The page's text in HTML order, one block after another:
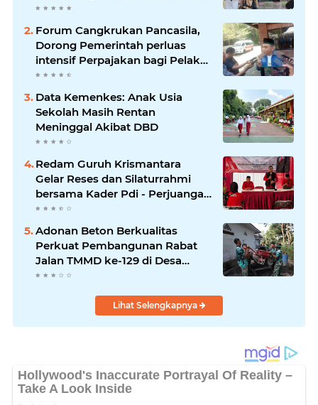
berbagi.
Forum Cangkrukan Pancasila,
Dorong Pemerintah perluas
intensif Perpajakan bagi Pelaku
Usaha UMKM.
Data Kemenkes: Anak Usia
Sekolah Masih Rentan
Meninggal Akibat DBD
Redam Guruh Krismantara
Gelar Reses dan Silaturrahmi
bersama Kader Pdi - Perjuangan
Se -Kecamatan Lawang.
Adonan Beton Berkualitas
Perkuat Pembangunan Rabat
Jalan TMMD ke-129 di Desa
Ledoktempuro
Lihat Selengkapnya